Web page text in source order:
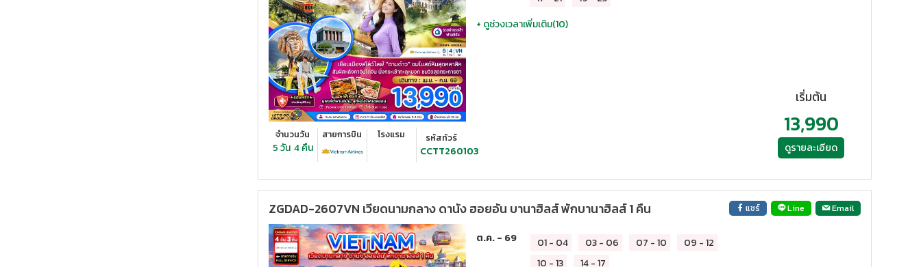
จำนวนวัน
5 วัน 4 คืน
สายการบิน โรงแรม รหัสทัวร์
CCTT260103
+ ดูช่วงเวลาเพิ่มเติม(10)
เริ่มต้น
13,990
ดูรายละเอียด
ZGDAD-2607VN เวียดนามกลาง ดานัง ฮอยอัน บานาฮิลส์ พักบานาฮิลส์ 1 คืน แชร์ Line Email
ต.ค. - 69 01- 04 03- 06 07 -10 09 -12
10 -13 14-17